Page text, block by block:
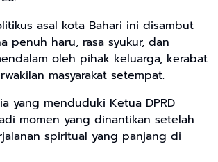
asal kota Bahari ini disambut
penuh haru, rasa syukur, dan
oleh pihak keluarga, kerabat
masyarakat setempat.
yang menduduki Ketua DPRD
momen yang dinantikan setelah
spiritual yang panjang di